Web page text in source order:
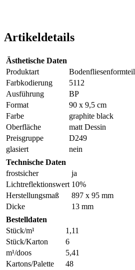
Artikeldetails
Ästhetische Daten
Produktart
Bodenfliesenformteil
Farbkodierung
5112
Ausführung
BP
Format
90 x 9,5 cm
Farbe
graphite black
Oberfläche
matt Dessin
Preisgruppe
D249
glasiert
nein
Technische Daten
frostsicher
ja
Lichtreflektionswert 10%
Herstellungsmaß
897 x 95 mm
Dicke
13 mm
Bestelldaten
Stück/m¹
1,11
Stück/Karton
6
m¹/doos
5,41
Kartons/Palette
48